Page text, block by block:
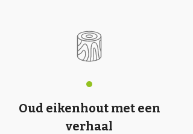
Oud eikenhout met een
verhaal